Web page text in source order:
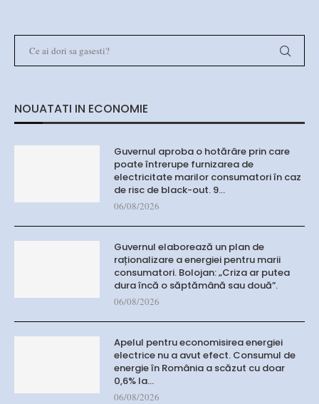
NOUATATI IN ECONOMIE
Guvernul aproba o hotărâre prin care
poate întrerupe furnizarea de
electricitate marilor consumatori în caz
de risc de black-out. 9…
06/08/2026
Guvernul elaborează un plan de
raționalizare a energiei pentru marii
consumatori. Bolojan: „Criza ar putea
dura încă o săptămână sau două”.
06/08/2026
Apelul pentru economisirea energiei
electrice nu a avut efect. Consumul de
energie în România a scăzut cu doar
0,6% la…
06/08/2026